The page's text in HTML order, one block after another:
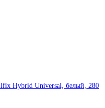
Hybrid Universal, белый, 280